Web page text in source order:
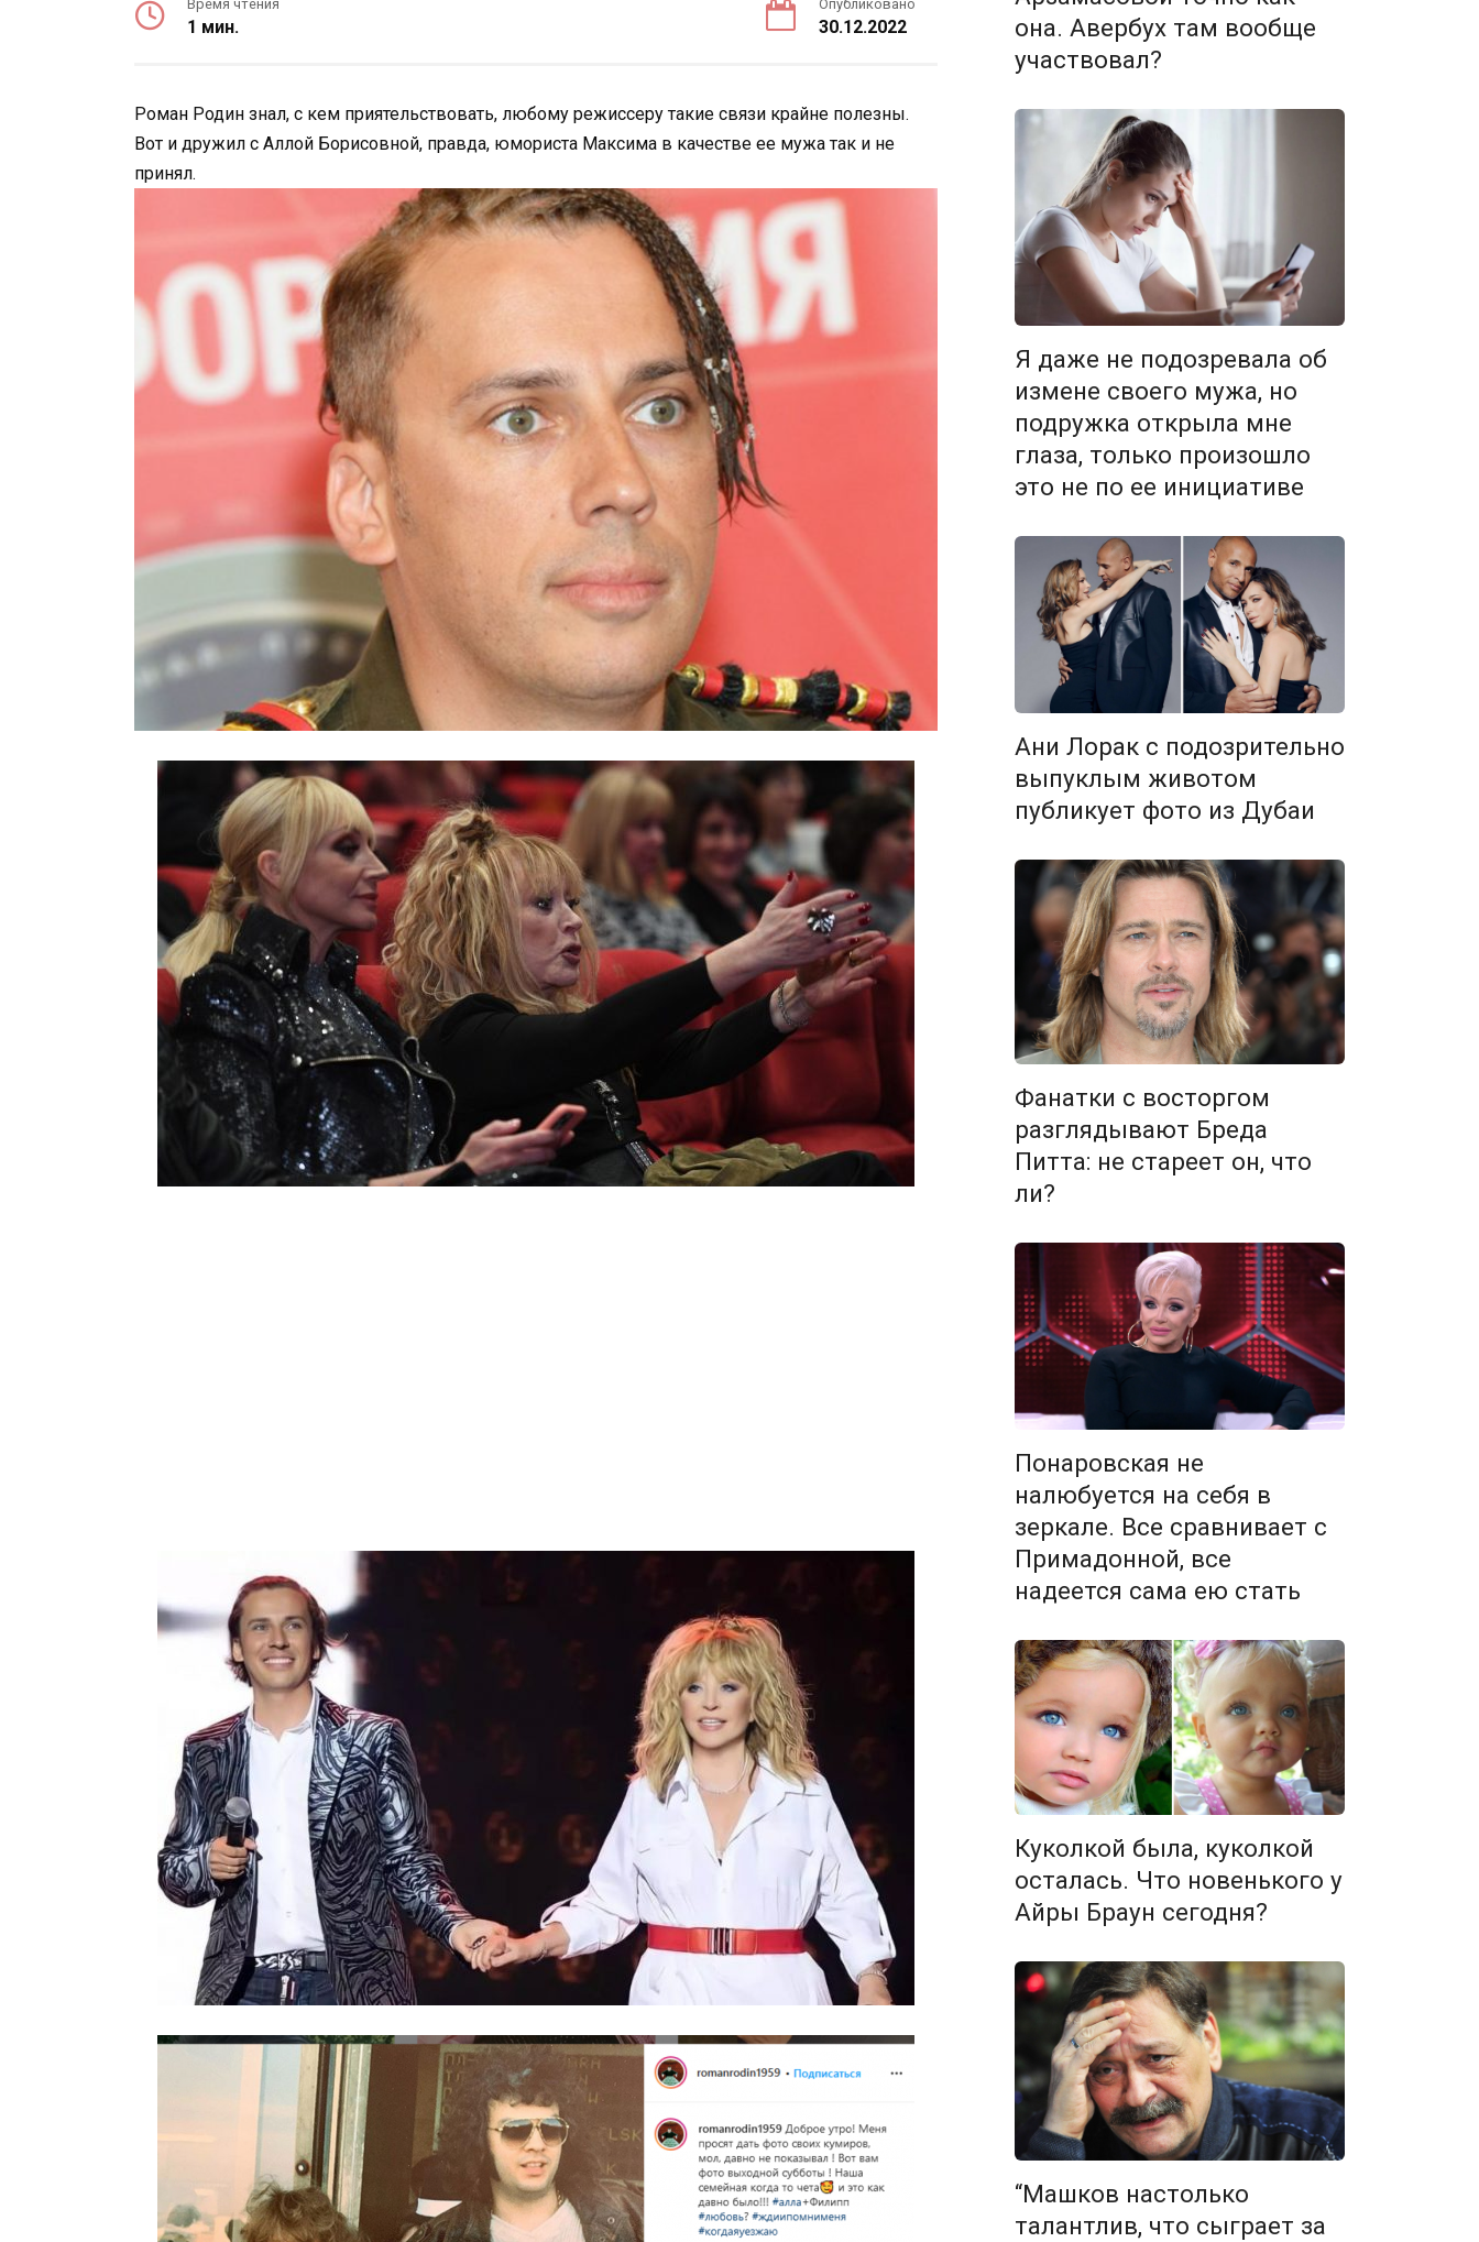
Время чтения
1 мин.
Опубликовано
30.12.2022
Роман Родин знал, с кем приятельствовать, любому режиссеру такие связи крайне полезны.
Вот и дружил с Аллой Борисовной, правда, юмориста Максима в качестве ее мужа так и не
принял.
она. Авербух там вообще
участвовал?
Я даже не подозревала об
измене своего мужа, но
подружка открыла мне
глаза, только произошло
это не по ее инициативе
Ани Лорак с подозрительно
выпуклым животом
публикует фото из Дубаи
Фанатки с восторгом
разглядывают Бреда
Питта: не стареет он, что
ли?
Понаровская не
налюбуется на себя в
зеркале. Все сравнивает с
Примадонной, все
надеется сама ею стать
Куколкой была, куколкой
осталась. Что новенького у
Айры Браун сегодня?
“Машков настолько
талантлив, что сыграет за